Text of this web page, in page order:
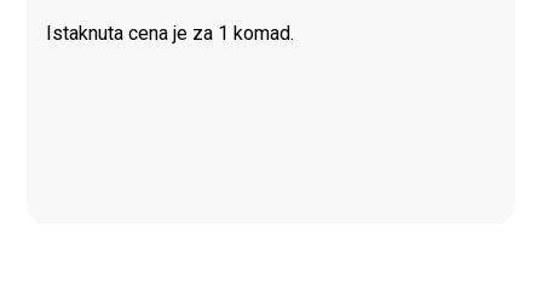
Istaknuta cena je za 1 komad.